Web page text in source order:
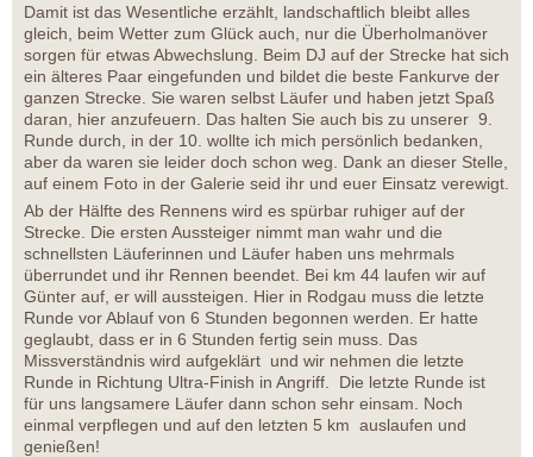
Damit ist das Wesentliche erzählt, landschaftlich bleibt alles
gleich, beim Wetter zum Glück auch, nur die Überholmanöver
sorgen für etwas Abwechslung. Beim DJ auf der Strecke hat sich
ein älteres Paar eingefunden und bildet die beste Fankurve der
ganzen Strecke. Sie waren selbst Läufer und haben jetzt Spaß
daran, hier anzufeuern. Das halten Sie auch bis zu unserer 9.
Runde durch, in der 10. wollte ich mich persönlich bedanken,
aber da waren sie leider doch schon weg. Dank an dieser Stelle,
auf einem Foto in der Galerie seid ihr und euer Einsatz verewigt.
Ab der Hälfte des Rennens wird es spürbar ruhiger auf der
Strecke. Die ersten Aussteiger nimmt man wahr und die
schnellsten Läuferinnen und Läufer haben uns mehrmals
überrundet und ihr Rennen beendet. Bei km 44 laufen wir auf
Günter auf, er will aussteigen. Hier in Rodgau muss die letzte
Runde vor Ablauf von 6 Stunden begonnen werden. Er hatte
geglaubt, dass er in 6 Stunden fertig sein muss. Das
Missverständnis wird aufgeklärt und wir nehmen die letzte
Runde in Richtung Ultra-Finish in Angriff. Die letzte Runde ist
für uns langsamere Läufer dann schon sehr einsam. Noch
einmal verpflegen und auf den letzten 5 km auslaufen und
genießen!